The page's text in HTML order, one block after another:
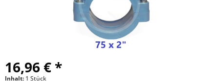
16,96 € *
Inhalt: 1 Stück